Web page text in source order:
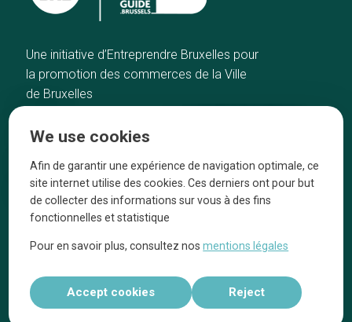
Une initiative d’Entreprendre Bruxelles pour
la promotion des commerces de la Ville
de Bruxelles
Our top picks
Neighborhoods
Blog
Tops 10
They talk about us
Legal information
Réalisé par
We use cookies
Afin de garantir une expérience de navigation optimale, ce
site internet utilise des cookies. Ces derniers ont pour but
de collecter des informations sur vous à des fins
fonctionnelles et statistique
Pour en savoir plus, consultez nosmentions légales
Accept cookies Reject